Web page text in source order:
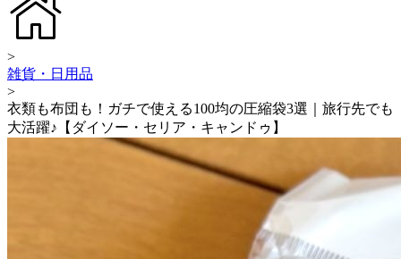
>
雑貨・日用品
>
衣類も布団も！ガチで使える100均の圧縮袋3選｜旅行先でも
大活躍♪【ダイソー・セリア・キャンドゥ】